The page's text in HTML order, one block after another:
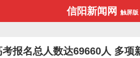
信阳新闻网 触屏版
报名总人数达69660人 多项